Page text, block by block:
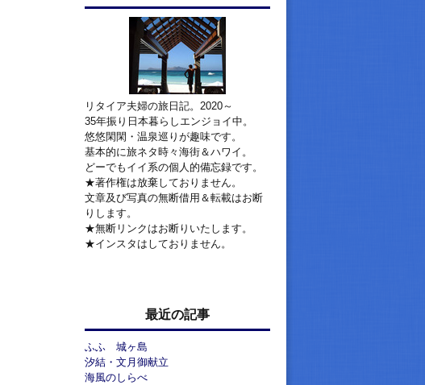
リタイア夫婦の旅日記。2020～
35年振り日本暮らしエンジョイ中。
悠悠閑閑・温泉巡りが趣味です。
基本的に旅ネタ時々海街＆ハワイ。
どーでもイイ系の個人的備忘録です。
★著作権は放棄しておりません。
文章及び写真の無断借用＆転載はお断
りします。
★無断リンクはお断りいたします。
★インスタはしておりません。
最近の記事
ふふ 城ヶ島
汐結・文月御献立
海風のしらべ